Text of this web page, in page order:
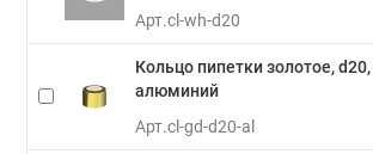
Арт.cl-wh-d20
Кольцо пипетки золотое, d20,
алюминий
Арт.cl-gd-d20-al